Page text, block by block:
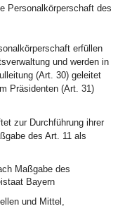
Personalkörperschaft des
erfüllen
und werden in
(Art. 30) geleitet
Präsidenten (Art. 31)
zur Durchführung ihrer
des Art. 11 als
Maßgabe des
Bayern
und Mittel,